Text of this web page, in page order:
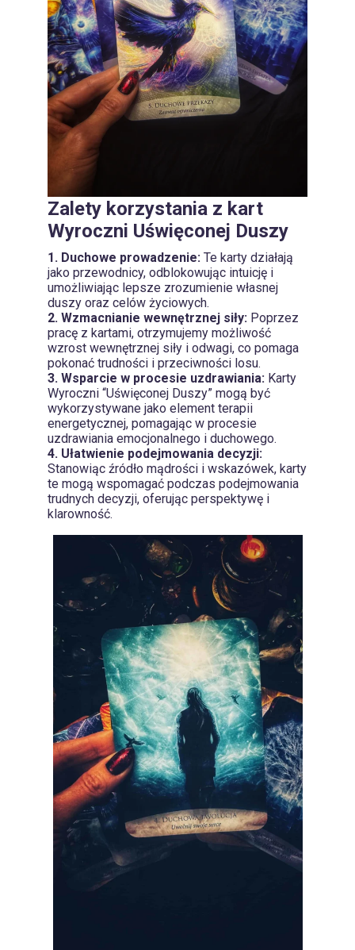
Zalety korzystania z kart
Wyroczni Uświęconej Duszy
1. Duchowe prowadzenie: Te karty działają
jako przewodnicy, odblokowując intuicję i
umożliwiając lepsze zrozumienie własnej
duszy oraz celów życiowych.
2. Wzmacnianie wewnętrznej siły: Poprzez
pracę z kartami, otrzymujemy możliwość
wzrost wewnętrznej siły i odwagi, co pomaga
pokonać trudności i przeciwności losu.
3. Wsparcie w procesie uzdrawiania: Karty
Wyroczni “Uświęconej Duszy” mogą być
wykorzystywane jako element terapii
energetycznej, pomagając w procesie
uzdrawiania emocjonalnego i duchowego.
4. Ułatwienie podejmowania decyzji:
Stanowiąc źródło mądrości i wskazówek, karty
te mogą wspomagać podczas podejmowania
trudnych decyzji, oferując perspektywę i
klarowność.